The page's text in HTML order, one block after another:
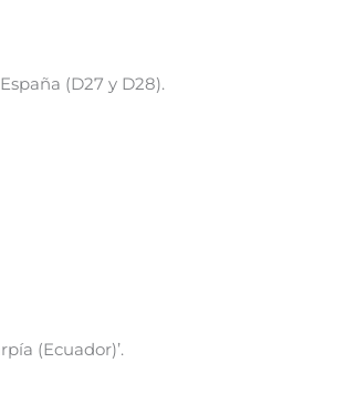
(D27 y D28).
(Ecuador)’.